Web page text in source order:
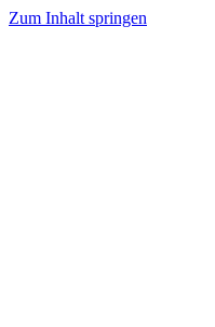
Zum Inhalt springen